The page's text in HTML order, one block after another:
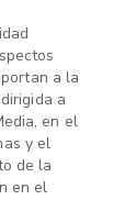
a la
a
en el
y el
de la
en el